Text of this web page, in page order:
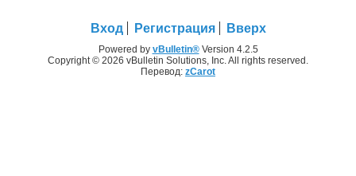
Вход Регистрация Вверх
Powered by vBulletin®Version 4.2.5
Copyright © 2026 vBulletin Solutions, Inc. All rights reserved.
Перевод: zCarot